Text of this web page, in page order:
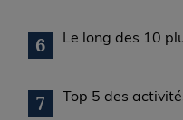
6 Le long des 10
7 Top 5 des